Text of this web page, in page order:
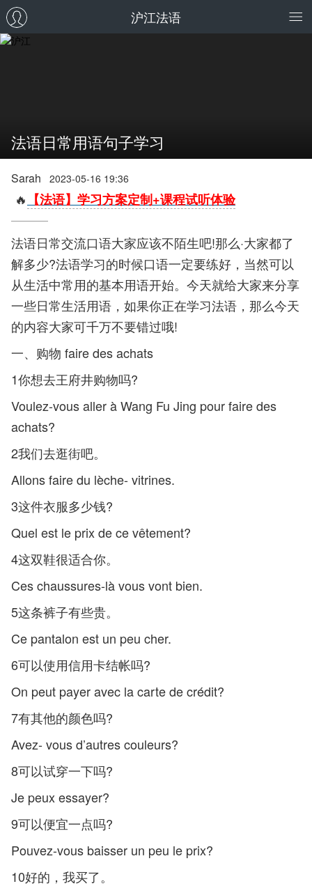
沪江法语
法语日常用语句子学习
Sarah 2023-05-16 19:36
🔥 【法语】学习方案定制+课程试听体验
法语日常交流口语大家应该不陌生吧!那么·大家都了
解多少?法语学习的时候口语一定要练好，当然可以
从生活中常用的基本用语开始。今天就给大家来分享
一些日常生活用语，如果你正在学习法语，那么今天
的内容大家可千万不要错过哦!
一、购物 faire des achats
1你想去王府井购物吗?
Voulez-vous aller à Wang Fu Jing pour faire des
achats?
2我们去逛街吧。
Allons faire du lèche- vitrines.
3这件衣服多少钱?
Quel est le prix de ce vêtement?
4这双鞋很适合你。
Ces chaussures-là vous vont bien.
5这条裤子有些贵。
Ce pantalon est un peu cher.
6可以使用信用卡结帐吗?
On peut payer avec la carte de crédit?
7有其他的颜色吗?
Avez- vous d’autres couleurs?
8可以试穿一下吗?
Je peux essayer?
9可以便宜一点吗?
Pouvez-vous baisser un peu le prix?
10好的，我买了。